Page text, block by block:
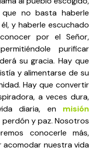
no basta haberle
y haberle escuchado
por el Señor,
purificar
su gracia. Hay que
y alimentarse de su
Hay que convertir
a veces dura,
diaria, en misión
perdón y paz. Nosotros
conocerle más,
acomodar nuestra vida